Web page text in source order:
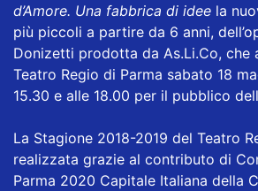
d’Amore. Una fabbrica di idee la
più piccoli a partire da 6 anni,
Donizetti prodotta da As.Li.Co, che
Teatro Regio di Parma sabato 18
15.30 e alle 18.00 per il pubblico
La Stagione 2018-2019 del Teatro
realizzata grazie al contributo di
Parma 2020 Capitale Italiana della